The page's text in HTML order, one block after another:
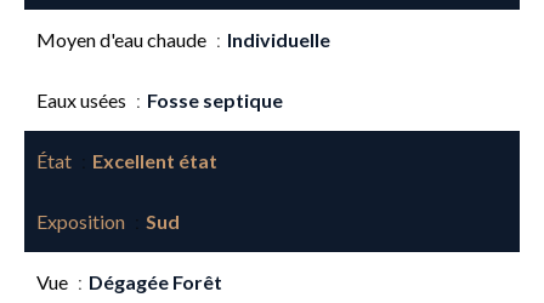
Moyen d'eau chaude Individuelle
Eaux usées Fosse septique
État Excellent état
Exposition Sud
Vue Dégagée Forêt